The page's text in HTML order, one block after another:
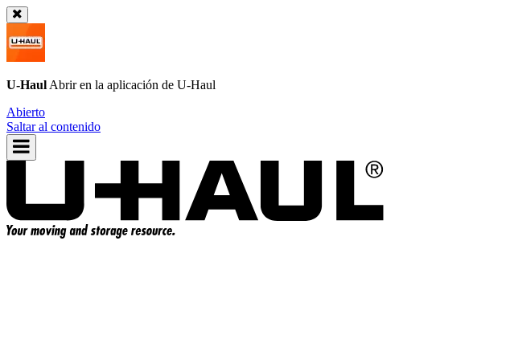
U-Haul Abrir en la aplicación de U-Haul
Abierto
Saltar al contenido